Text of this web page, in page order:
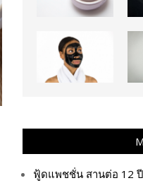
ฟู้ดแพชชั่น สานต่อ 12